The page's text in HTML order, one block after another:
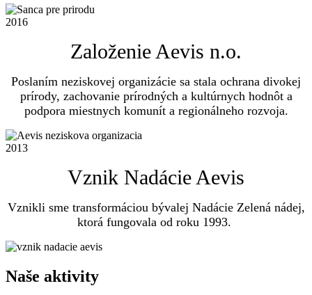
2016
Založenie Aevis n.o.
Poslaním neziskovej organizácie sa stala ochrana divokej
prírody, zachovanie prírodných a kultúrnych hodnôt a
podpora miestnych komunít a regionálneho rozvoja.
2013
Vznik Nadácie Aevis
Vznikli sme transformáciou bývalej Nadácie Zelená nádej,
ktorá fungovala od roku 1993.
Naše aktivity